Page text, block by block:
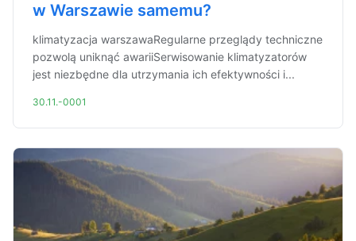
w Warszawie samemu?
klimatyzacja warszawaRegularne przeglądy techniczne
pozwolą uniknąć awariiSerwisowanie klimatyzatorów
jest niezbędne dla utrzymania ich efektywności i...
30.11.-0001